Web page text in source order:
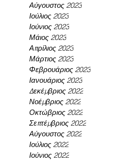
Αύγουστος 2023
Ιούλιος 2023
Ιούνιος 2023
Μάιος 2023
Απρίλιος 2023
Μάρτιος 2023
Φεβρουάριος 2023
Ιανουάριος 2023
Δεκέμβριος 2022
Νοέμβριος 2022
Οκτώβριος 2022
Σεπτέμβριος 2022
Αύγουστος 2022
Ιούλιος 2022
Ιούνιος 2022